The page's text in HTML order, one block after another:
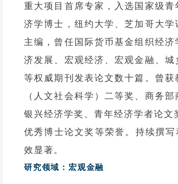
重大项目首席专家，入选国家级
济学博士，纽约大学、芝加哥大
主编，曾任国际货币基金组织经
济发展、宏观经济、宏观金融、城
等权威期刊发表论文数十篇。曾
（人文社会科学）二等奖、商务
银兴经济学奖、青年经济学者论
优秀博士论文奖等荣誉。持续撰
效显著。
研究领域：宏观金融